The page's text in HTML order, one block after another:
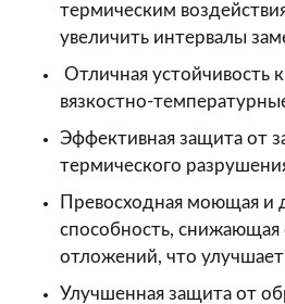
термическим
увеличить интервалы
Отличная устойчивость
вязкостно-
Эффективная защита от
термического
Превосходная моющая и
способность, снижающая
отложений, что улучшает
Улучшенная защита от